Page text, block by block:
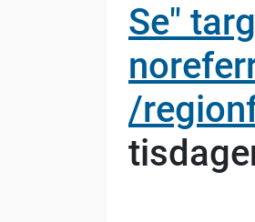
Se"
/